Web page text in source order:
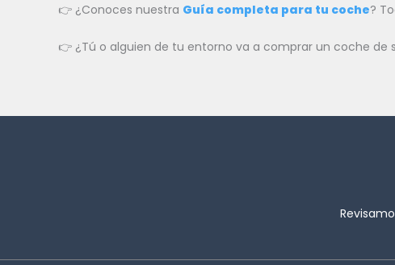
👉 ¿Conoces nuestra Guía completa para tu coche?
👉 ¿Tú o alguien de tu entorno va a comprar un coche de